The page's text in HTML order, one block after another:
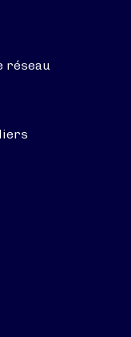
réseau